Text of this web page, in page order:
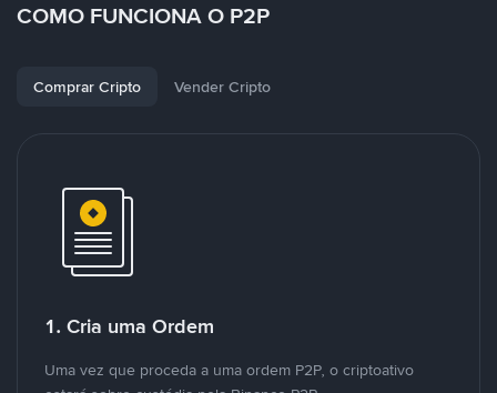
COMO FUNCIONA O P2P
Comprar Cripto Vender Cripto
1. Cria uma Ordem
Uma vez que proceda a uma ordem P2P, o criptoativo